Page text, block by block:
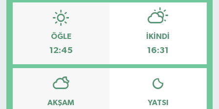
ÖĞLE
12:45
İKINDI
16:31
AKŞAM YATSI